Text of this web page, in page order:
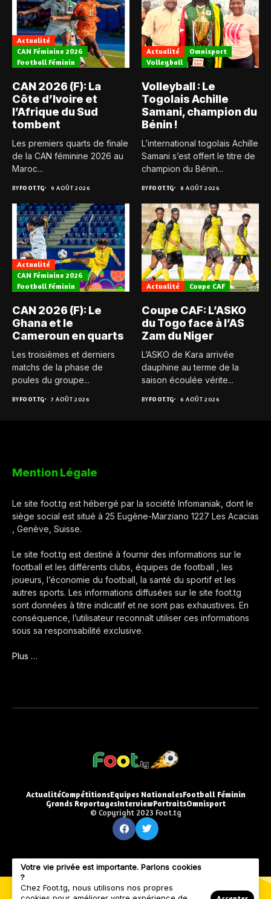
Actualité
CAN Féminine 2026
Football Féminin
CAN 2026 (F): La
Côte d’Ivoire et
l’Afrique du Sud
tombent
Les premiers quarts de finale
de la CAN féminine 2026 au
Maroc...
BYFOOT.TG 9 AOÛT 2026
Actualité
Omnisport
Volleyball
Volleyball : Le
Togolais Achille
Samani, champion du
Bénin !
L’international togolais Achille
Samani s’est offert le titre de
champion du Bénin...
BYFOOT.TG 8 AOÛT 2026
Actualité
CAN Féminine 2026
Football Féminin
CAN 2026 (F): Le
Ghana et le
Cameroun en quarts
Les troisièmes et derniers
matchs de la phase de
poules du groupe...
BYFOOT.TG 7 AOÛT 2026
Actualité Coupe CAF
Coupe CAF: L’ASKO
du Togo face à l’AS
Zam du Niger
L’ASKO de Kara arrivée
dauphine au terme de la
saison écoulée vérite...
BYFOOT.TG 6 AOÛT 2026
Mention Légale
Le site foot.tg est hébergé par la société Infomaniak, dont le
siège social est situé à 25 Eugène-Marziano 1227 Les Acacias
, Genève, Suisse.
Le site foot.tg est destiné à fournir des informations sur le
football et les différents clubs, équipes de football , les
joueurs, l’économie du football, la santé du sportif et les
autres sports. Les informations diffusées sur le site foot.tg
sont données à titre indicatif et ne sont pas exhaustives. En
conséquence, l’utilisateur reconnaît utiliser ces informations
sous sa responsabilité exclusive.
Plus …
ActualitéCompétitionsEquipes NationalesFootball Féminin
Grands ReportagesInterviewPortraitsOmnisport
© Copyright 2023 Foot.tg
Votre vie privée est importante. Parlons cookies
?
Chez Foot.tg, nous utilisons nos propres